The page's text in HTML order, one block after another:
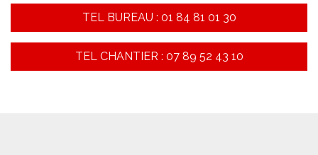
TEL BUREAU : 01 84 81 01 30
TEL CHANTIER : 07 89 52 43 10